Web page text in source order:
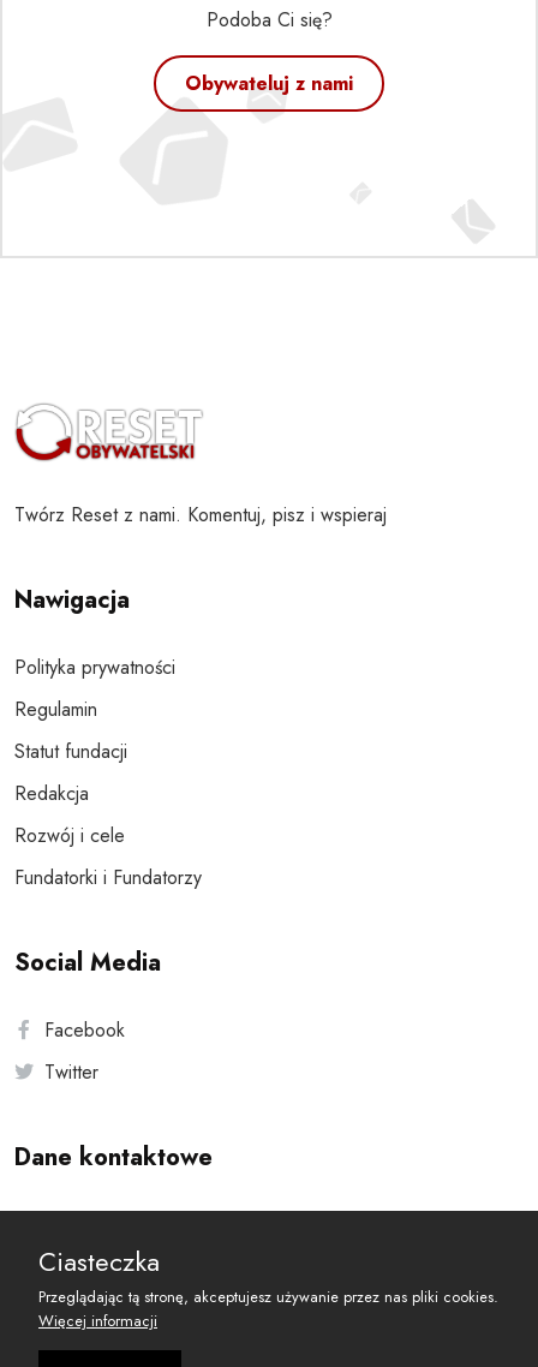
Podoba Ci się?
Obywateluj z nami
Twórz Reset z nami. Komentuj, pisz i wspieraj
Nawigacja
Polityka prywatności
Regulamin
Statut fundacji
Redakcja
Rozwój i cele
Fundatorki i Fundatorzy
Social Media
Facebook
Twitter
Dane kontaktowe
reset@resetobywatelski.pl
Ciasteczka
Przeglądając tą stronę, akceptujesz używanie przez nas pliki cookies.
Więcej informacji